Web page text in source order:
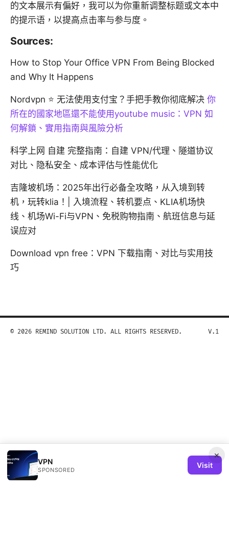
的文本展示有偏好，我可以为你重新调整标题或文本中
的提示语，以提高点击率与参与度。
Sources:
How to Stop Your Office VPN From Being Blocked
and Why It Happens
Nordvpn ⭐ 无法使用支付宝？手把手教你彻底解决 你
所在的國家地區還不能使用youtube music：VPN 如
何解鎖、實用指南與風險分析
科学上网 自建 完整指南：自建 VPN/代理、隧道协议
对比、隐私安全、成本评估与性能优化
吉隆坡机场：2025年出行必备全攻略，从入境到转
机，玩转klia！| 入境流程、转机要点、KLIA机场快
线、机场Wi-Fi与VPN、免税购物指南、航班信息与延
误应对
Download vpn free：VPN 下载指南、对比与实用技
巧
×
VPN
SPONSORED
Visit
© 2026 REMIND SOLUTION LTD. ALL RIGHTS RESERVED. V.1